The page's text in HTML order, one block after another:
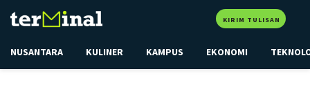
KIRIM TULISAN
NUSANTARA KULINER KAMPUS EKONOMI